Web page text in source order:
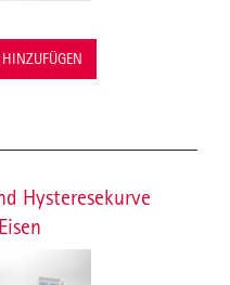
Hysteresekurve